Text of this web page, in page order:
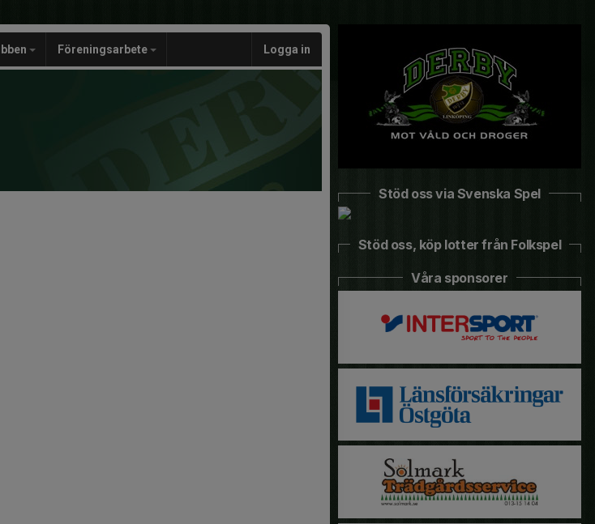
Föreningsarbete Logga in
Stöd oss via Svenska Spel
Stöd oss, köp lotter från Folkspel
Våra sponsorer